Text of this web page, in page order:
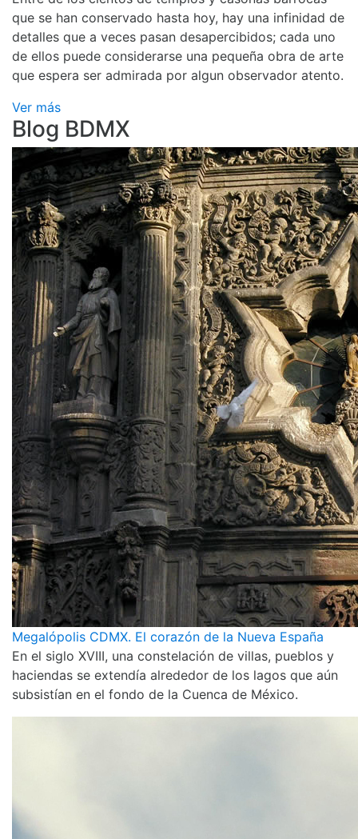
que se han conservado hasta hoy, hay una infinidad de
detalles que a veces pasan desapercibidos; cada uno
de ellos puede considerarse una pequeña obra de arte
que espera ser admirada por algun observador atento.
Ver más
Blog BDMX
Megalópolis CDMX. El corazón de la Nueva España
En el siglo XVIII, una constelación de villas, pueblos y
haciendas se extendía alrededor de los lagos que aún
subsistían en el fondo de la Cuenca de México.